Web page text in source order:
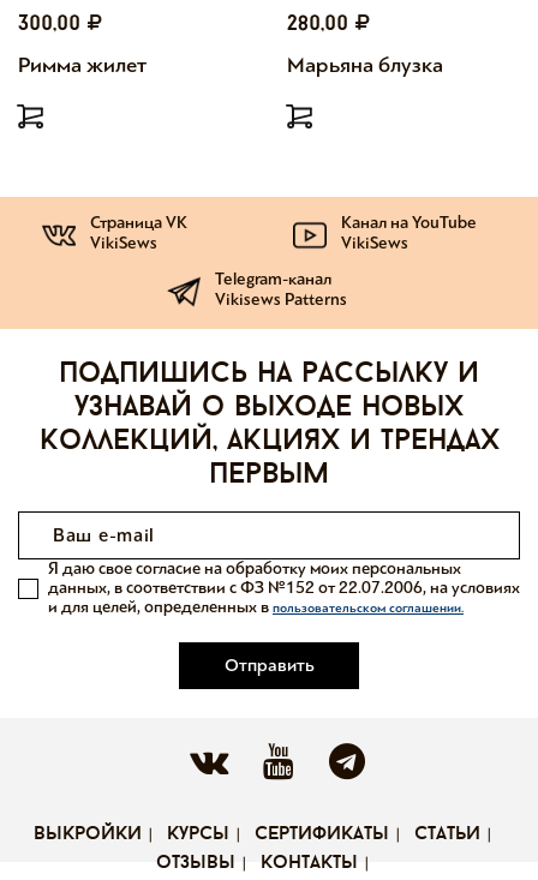
300,00
Римма жилет
280,00
Марьяна блузка
Страница VK
VikiSews
Канал на YouTube
VikiSews
Telegram-канал
Vikisews Patterns
Подпишись на рассылку и
узнавай о выходе новых
коллекций, акциях и трендах
первым
Отправить
Я даю свое согласие на обработку моих персональных
данных, в соответствии с ФЗ №152 от 22.07.2006, на условиях
и для целей, определенных в пользовательском соглашении.
выкройки курсы сертификаты
статьи
отзывы
контакты